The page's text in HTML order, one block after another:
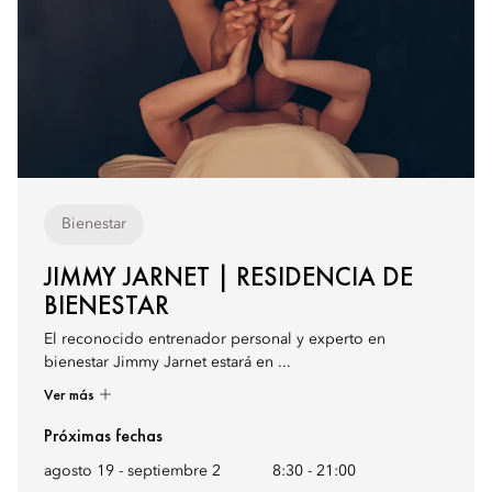
Bienestar
JIMMY JARNET | RESIDENCIA DE
BIENESTAR
El reconocido entrenador personal y experto en
bienestar Jimmy Jarnet estará en ...
Ver más
Próximas fechas
agosto 19 - septiembre 2 8:30 - 21:00